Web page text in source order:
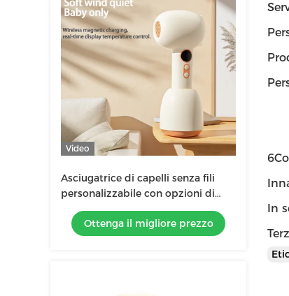
Video
Asciugatrice di capelli senza fili
personalizzabile con opzioni di
personalizzazione e colore
Ottenga il migliore prezzo
In